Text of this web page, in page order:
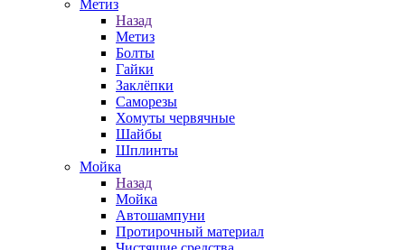
Метиз
Назад
Метиз
Болты
Гайки
Заклёпки
Саморезы
Хомуты червячные
Шайбы
Шплинты
Мойка
Назад
Мойка
Автошампуни
Протирочный материал